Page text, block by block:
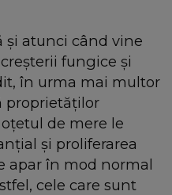
și atunci când vine
fungice și
în urma mai multor
proprietăților
de mere le
și proliferarea
apar în mod normal
cele care sunt